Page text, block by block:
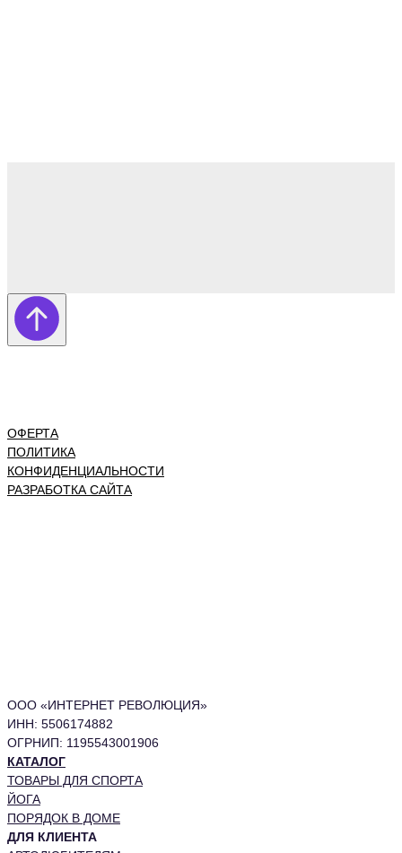
ООО «ИНТЕРНЕТ РЕВОЛЮЦИЯ»
ИНН: 5506174882
ОГРНИП: 1195543001906
КАТАЛОГ
ТОВАРЫ ДЛЯ СПОРТА
ЙОГА
ПОРЯДОК В ДОМЕ
ДЛЯ КЛИЕНТА
ОФЕРТА
ПОЛИТИКА
КОНФИДЕНЦИАЛЬНОСТИ
РАЗРАБОТКА САЙТА